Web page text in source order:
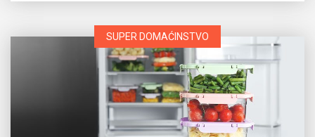
SUPER DOMAĆINSTVO